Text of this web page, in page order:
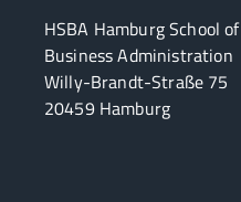
HSBA Hamburg School of
Business Administration
Willy-Brandt-Straße 75
20459 Hamburg